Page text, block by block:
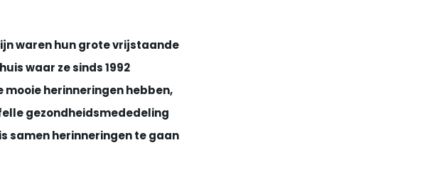
waren hun grote vrijstaande
waar ze sinds 1992
mooie herinneringen hebben,
gezondheidsmededeling
samen herinneringen te gaan